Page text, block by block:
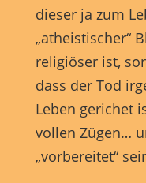
dieser ja zum
„atheistischer“
religiöser ist,
dass der Tod
Leben gerichet
vollen Zügen…
„vorbereitet“